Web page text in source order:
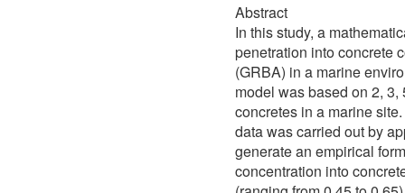
Abstract
In this study, a
penetration into concrete
(GRBA) in a marine
model was based on 2,
concretes in a marine
data was carried out by
generate an empirical
concentration into